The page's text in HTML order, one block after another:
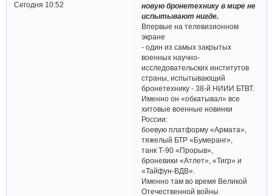
Сегодня 10:52
новую бронетехнику в мире не
испытывают нигде.
Впервые на телевизионном
экране
- один из самых закрытых
военных научно-
исследовательских институтов
страны, испытывающий
бронетехнику - 38-й НИИИ БТВТ.
Именно он «обкатывал» все
хитовые военные новинки
России:
боевую платформу «Армата»,
тяжелый БТР «Бумеранг»,
танк Т-90 «Прорыв»,
броневики «Атлет», «Тигр» и
«Тайфун-ВДВ».
Именно там во время Великой
Отечественной войны